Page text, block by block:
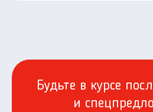
Будьте в курсе
и